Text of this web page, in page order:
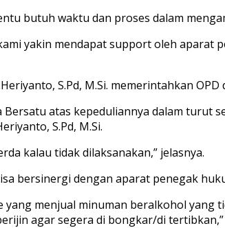
butuh waktu dan proses dalam
yakin mendapat support oleh aparat
S.Pd, M.Si. memerintahkan
atas kepeduliannya dalam
S.Pd, M.Si.
kalau tidak dilaksanakan,” jelasnya.
bersinergi dengan aparat penegak
menjual minuman beralkohol
agar segera di bongkar/di tertibkan,”